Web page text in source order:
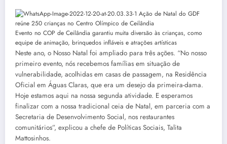
Evento no COP de Ceilândia garantiu muita diversão às crianças, como
equipe de animação, brinquedos infláveis e atrações artísticas
Neste ano, o Nosso Natal foi ampliado para três ações. “No nosso
primeiro evento, nós recebemos famílias em situação de
vulnerabilidade, acolhidas em casas de passagem, na Residência
Oficial em Águas Claras, que era um desejo da primeira-dama.
Hoje estamos aqui na nossa segunda atividade. E esperamos
finalizar com a nossa tradicional ceia de Natal, em parceria com a
Secretaria de Desenvolvimento Social, nos restaurantes
comunitários”, explicou a chefe de Políticas Sociais, Talita
Mattosinhos.